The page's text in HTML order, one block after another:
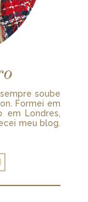
soube
Formei em
em Londres,
meu blog.